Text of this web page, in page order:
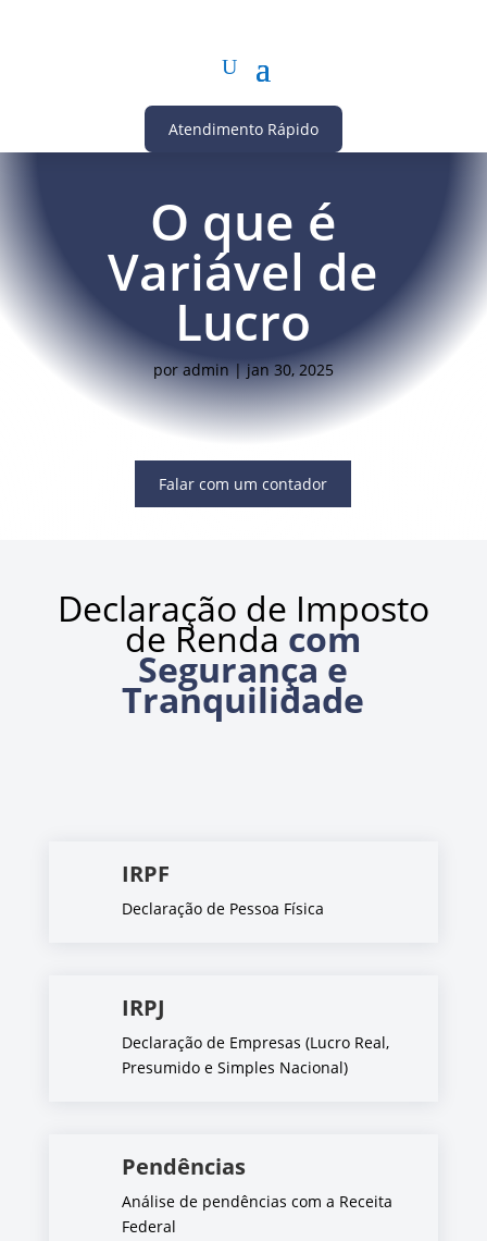
Atendimento Rápido
O que é
Variável de
Lucro
poradmin|jan 30, 2025
Falar com um contador
Declaração de Imposto
de Renda com
Segurança e
Tranquilidade
IRPF
Declaração de Pessoa Física
IRPJ
Declaração de Empresas (Lucro Real,
Presumido e Simples Nacional)
Pendências
Análise de pendências com a Receita
Federal